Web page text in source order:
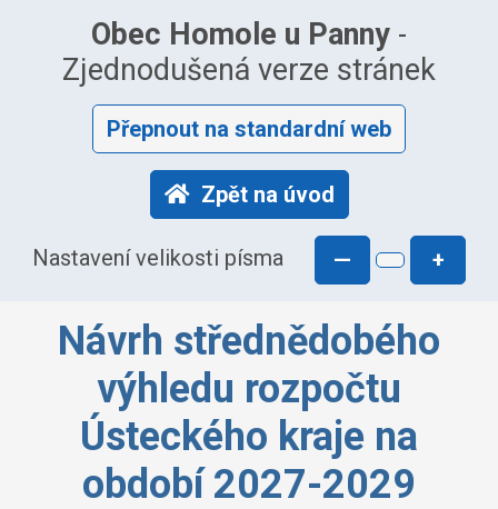
Obec Homole u Panny -
Zjednodušená verze stránek
Přepnout na standardní web
Zpět na úvod
Nastavení velikosti písma — +
Návrh střednědobého
výhledu rozpočtu
Ústeckého kraje na
období 2027-2029